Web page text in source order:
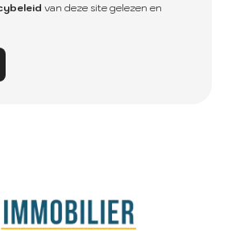
van deze site gelezen en